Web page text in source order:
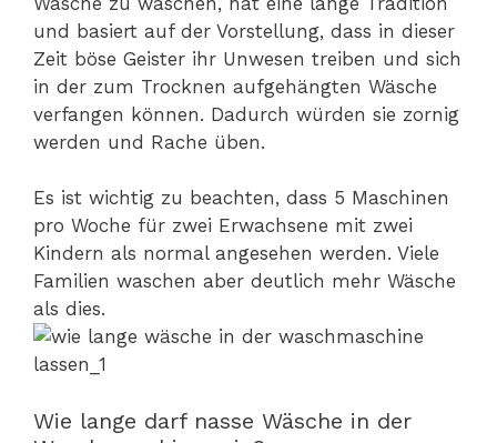
und basiert auf der Vorstellung, dass in dieser
Zeit böse Geister ihr Unwesen treiben und sich
in der zum Trocknen aufgehängten Wäsche
verfangen können. Dadurch würden sie zornig
werden und Rache üben.
Es ist wichtig zu beachten, dass 5 Maschinen
pro Woche für zwei Erwachsene mit zwei
Kindern als normal angesehen werden. Viele
Familien waschen aber deutlich mehr Wäsche
als dies.
Wie lange darf nasse Wäsche in der